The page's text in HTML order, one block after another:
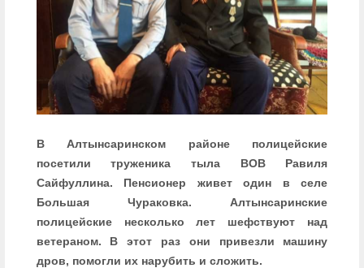
В Алтынсаринском районе полицейские
посетили труженика тыла ВОВ Равиля
Сайфуллина. Пенсионер живет один в селе
Большая Чураковка. Алтынсаринские
полицейские несколько лет шефствуют над
ветераном. В этот раз они привезли машину
дров, помогли их нарубить и сложить.